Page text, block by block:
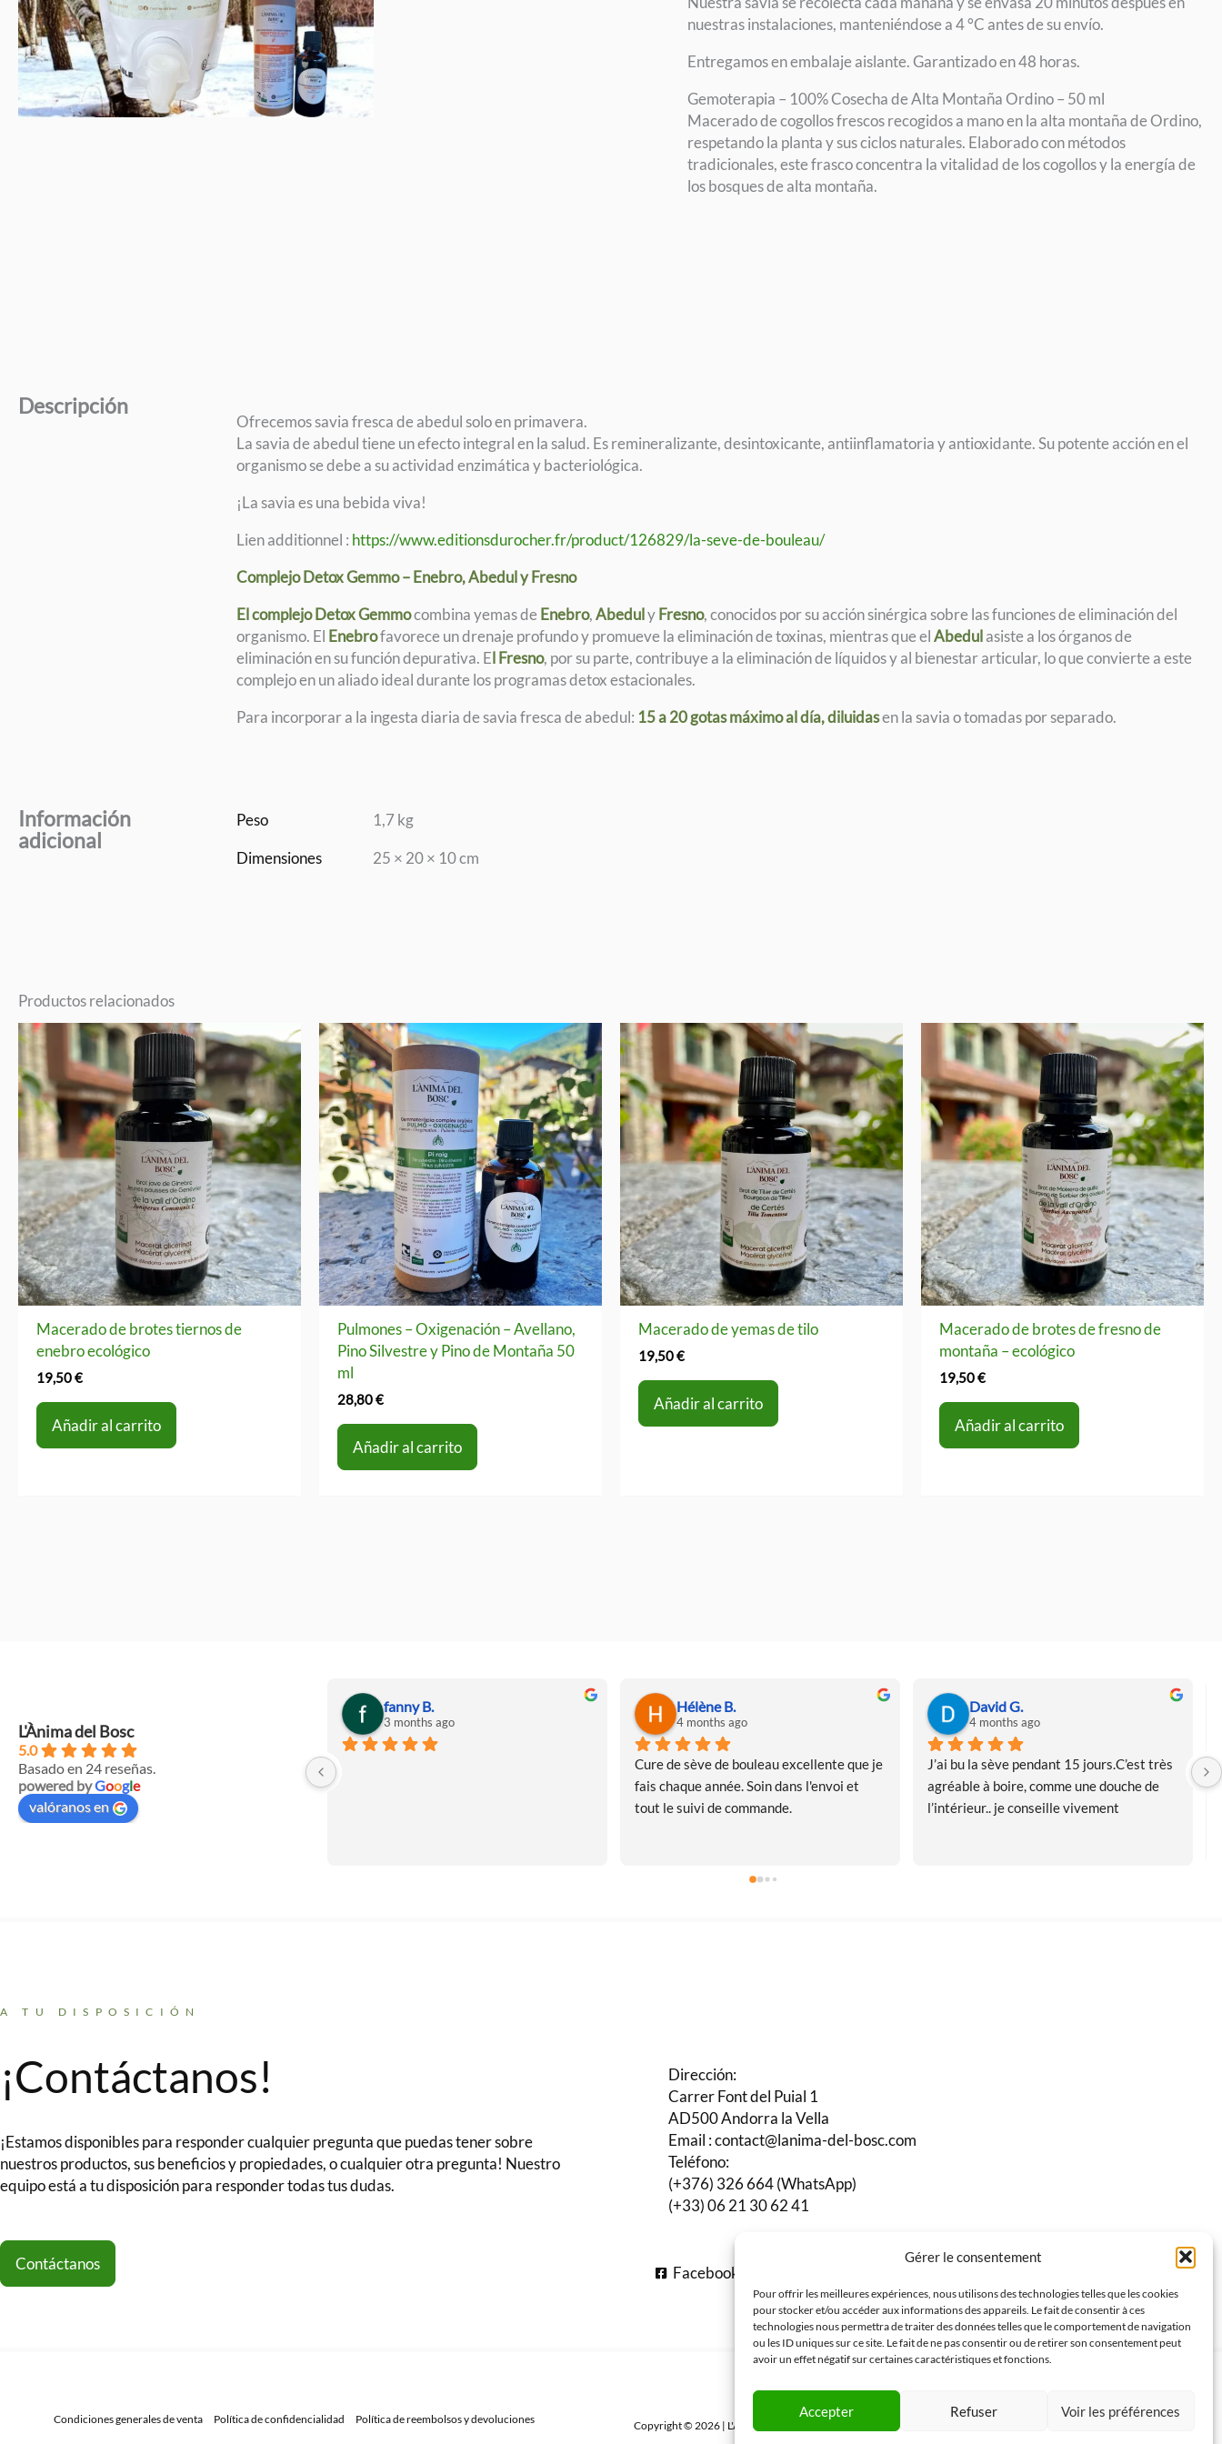
Gérer le consentement
Pour offrir les meilleures expériences, nous utilisons des technologies telles que les cookies
pour stocker et/ou accéder aux informations des appareils. Le fait de consentir à ces
technologies nous permettra de traiter des données telles que le comportement de navigation
ou les ID uniques sur ce site. Le fait de ne pas consentir ou de retirer son consentement peut
avoir un effet négatif sur certaines caractéristiques et fonctions.
Accepter Refuser Voir les préférences
nuestras instalaciones, manteniéndose a 4 °C antes de su envío.
Entregamos en embalaje aislante. Garantizado en 48 horas.
Gemoterapia – 100% Cosecha de Alta Montaña Ordino – 50 ml
Macerado de cogollos frescos recogidos a mano en la alta montaña de Ordino,
respetando la planta y sus ciclos naturales. Elaborado con métodos
tradicionales, este frasco concentra la vitalidad de los cogollos y la energía de
los bosques de alta montaña.
de
+
Descripción
Ofrecemos savia fresca de abedul solo en primavera.
La savia de abedul tiene un efecto integral en la salud. Es remineralizante, desintoxicante, antiinflamatoria y antioxidante. Su potente acción en el
organismo se debe a su actividad enzimática y bacteriológica.
¡La savia es una bebida viva!
Lien additionnel : https://www.editionsdurocher.fr/product/126829/la-seve-de-bouleau/
Complejo Detox Gemmo – Enebro, Abedul y Fresno
El complejo Detox Gemmocombina yemas de Enebro,AbedulyFresno, conocidos por su acción sinérgica sobre las funciones de eliminación del
organismo. El Enebrofavorece un drenaje profundo y promueve la eliminación de toxinas, mientras que elAbedulasiste a los órganos de
eliminación en su función depurativa. El Fresno, por su parte, contribuye a la eliminación de líquidos y al bienestar articular, lo que convierte a este
complejo en un aliado ideal durante los programas detox estacionales.
Para incorporar a la ingesta diaria de savia fresca de abedul: 15 a 20 gotas máximo al día, diluidasen la savia o tomadas por separado.
Información
adicional
Peso
1,7 kg
Dimensiones
25 × 20 × 10 cm
Productos relacionados
Macerado de brotes tiernos de
enebro ecológico
19,50€
Añadir al carrito
Pulmones – Oxigenación – Avellano,
Pino Silvestre y Pino de Montaña 50
ml
28,80€
Añadir al carrito
Macerado de yemas de tilo
19,50€
Añadir al carrito
Macerado de brotes de fresno de
montaña – ecológico
19,50€
Añadir al carrito
L'Ànima del Bosc
5.0
Basado en 24 reseñas.
powered byGoogle
valóranos en
fanny B.
3 months ago
Hélène B.
4 months ago
Cure de sève de bouleau excellente que je
fais chaque année. Soin dans l'envoi et
tout le suivi de commande.
David G.
4 months ago
J’ai bu la sève pendant 15 jours.C’est très
agréable à boire, comme une douche de
l’intérieur.. je conseille vivement
A TU DISPOSICIÓN
¡Contáctanos!
¡Estamos disponibles para responder cualquier pregunta que puedas tener sobre
nuestros productos, sus beneficios y propiedades, o cualquier otra pregunta! Nuestro
equipo está a tu disposición para responder todas tus dudas.
Contáctanos
Dirección:
Carrer Font del Puial 1
AD500 Andorra la Vella
Email : contact@lanima-del-bosc.com
Teléfono:
(+376) 326 664 (WhatsApp)
(+33) 06 21 30 62 41
Facebook
Condiciones generales de venta Política de confidencialidad Política de reembolsos y devoluciones Copyright © 2026 | L'Ànima del Bosc x Laetitia Debruyne